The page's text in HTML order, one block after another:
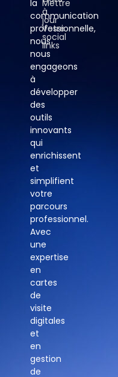
la
communication
professionnelle,
nous
nous
engageons
à
développer
des
outils
innovants
qui
enrichissent
et
simplifient
votre
parcours
professionnel.
Avec
une
expertise
en
cartes
de
visite
digitales
et
en
gestion
de
Mettre
à
jour
Votre
social
links